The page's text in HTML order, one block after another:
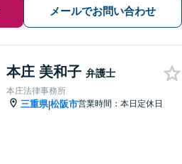
メールでお問い合わせ
本庄 美和子 弁護士
本庄法律事務所
三重県|松阪市営業時間：本日定休日